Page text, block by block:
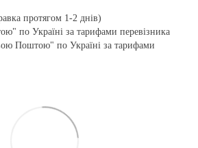
протягом 1-2 днів)
по Україні за тарифами перевізника
Поштою" по Україні за тарифами